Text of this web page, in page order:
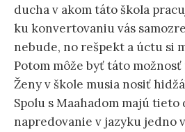
ducha v akom táto škola
ku konvertovaniu vás
nebude, no rešpekt a úctu si
Potom môže byť táto možnosť
Ženy v škole musia nosiť
Spolu s Maahadom majú tieto
napredovanie v jazyku jedno